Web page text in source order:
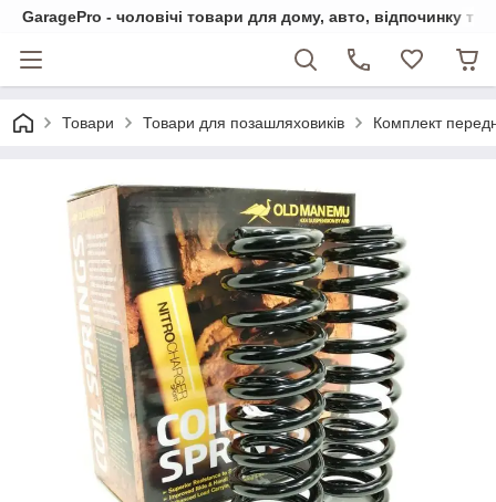
GaragePro - чоловічі товари для дому, авто, відпочинку та
Товари Товари для позашляховиків Комплект